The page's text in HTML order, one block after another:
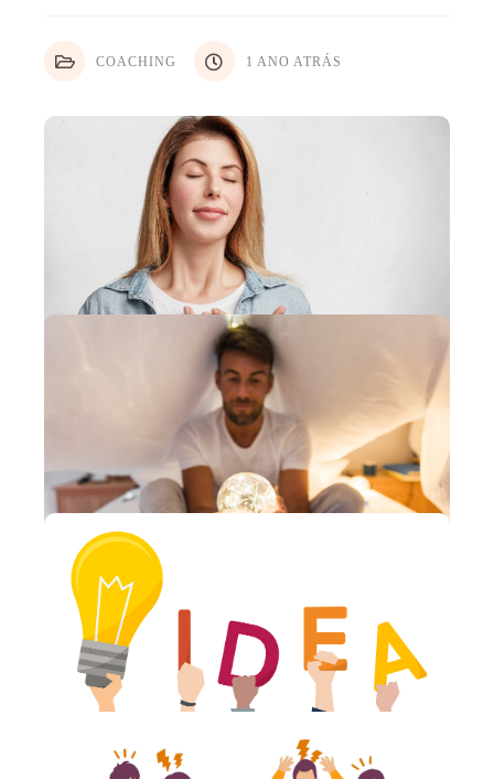
COACHING 1 ANO ATRÁS
Viver de coração aberto
BEM-ESTAR 2 ANOS ATRÁS
Pensamento Mágico